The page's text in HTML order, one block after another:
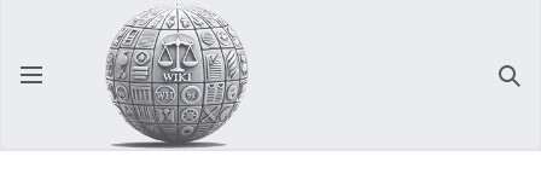
Відкрити головне меню